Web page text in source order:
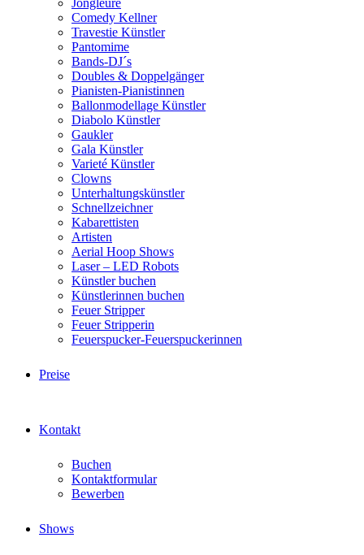
Jongleure
Comedy Kellner
Travestie Künstler
Pantomime
Bands-DJ´s
Doubles & Doppelgänger
Pianisten-Pianistinnen
Ballonmodellage Künstler
Diabolo Künstler
Gaukler
Gala Künstler
Varieté Künstler
Clowns
Unterhaltungskünstler
Schnellzeichner
Kabarettisten
Artisten
Aerial Hoop Shows
Laser – LED Robots
Künstler buchen
Künstlerinnen buchen
Feuer Stripper
Feuer Stripperin
Feuerspucker-Feuerspuckerinnen
Preise
Kontakt
Buchen
Kontaktformular
Bewerben
Shows